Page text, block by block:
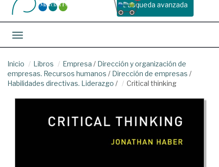
Busqueda avanzada
Toggle navigation
Inicio Libros Empresa / Dirección y organización de
empresas. Recursos humanos / Dirección de empresas /
Habilidades directivas. Liderazgo / Critical thinking